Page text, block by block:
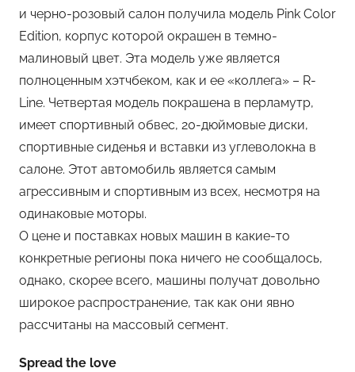
и черно-розовый салон получила модель Pink Color
Edition, корпус которой окрашен в темно-
малиновый цвет. Эта модель уже является
полноценным хэтчбеком, как и ее «коллега» – R-
Line. Четвертая модель покрашена в перламутр,
имеет спортивный обвес, 20-дюймовые диски,
спортивные сиденья и вставки из углеволокна в
салоне. Этот автомобиль является самым
агрессивным и спортивным из всех, несмотря на
одинаковые моторы.
О цене и поставках новых машин в какие-то
конкретные регионы пока ничего не сообщалось,
однако, скорее всего, машины получат довольно
широкое распространение, так как они явно
рассчитаны на массовый сегмент.
Spread the love